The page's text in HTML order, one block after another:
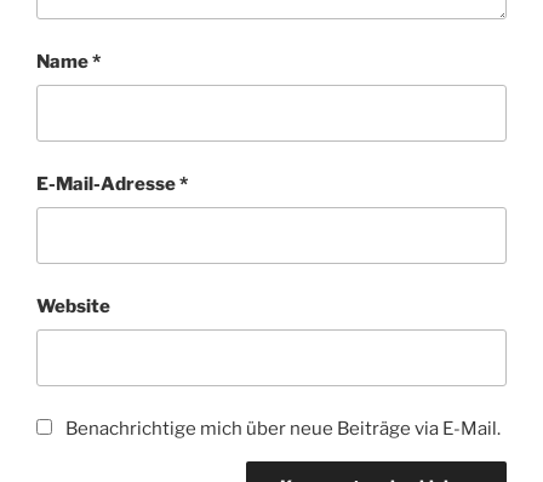
Name*
E-Mail-Adresse*
Website
Benachrichtige mich über neue Beiträge via E-Mail.